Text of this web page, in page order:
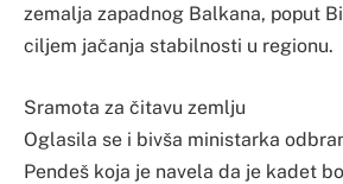
zemalja zapadnog Balkana, poput
ciljem jačanja stabilnosti u regionu.
Sramota za čitavu zemlju
Oglasila se i bivša ministarka
Pendeš koja je navela da je kadet